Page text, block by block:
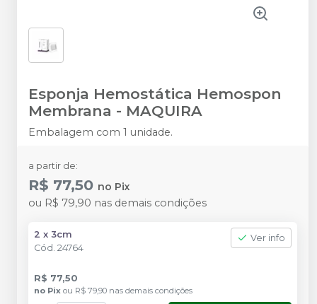
Esponja Hemostática Hemospon
Membrana - MAQUIRA
Embalagem com 1 unidade.
a partir de:
R$ 77,50 no Pix
ou R$ 79,90 nas demais condições
2 x 3cm
Cód. 24764
Ver info
R$ 77,50
no Pix ou R$ 79,90 nas demais condições